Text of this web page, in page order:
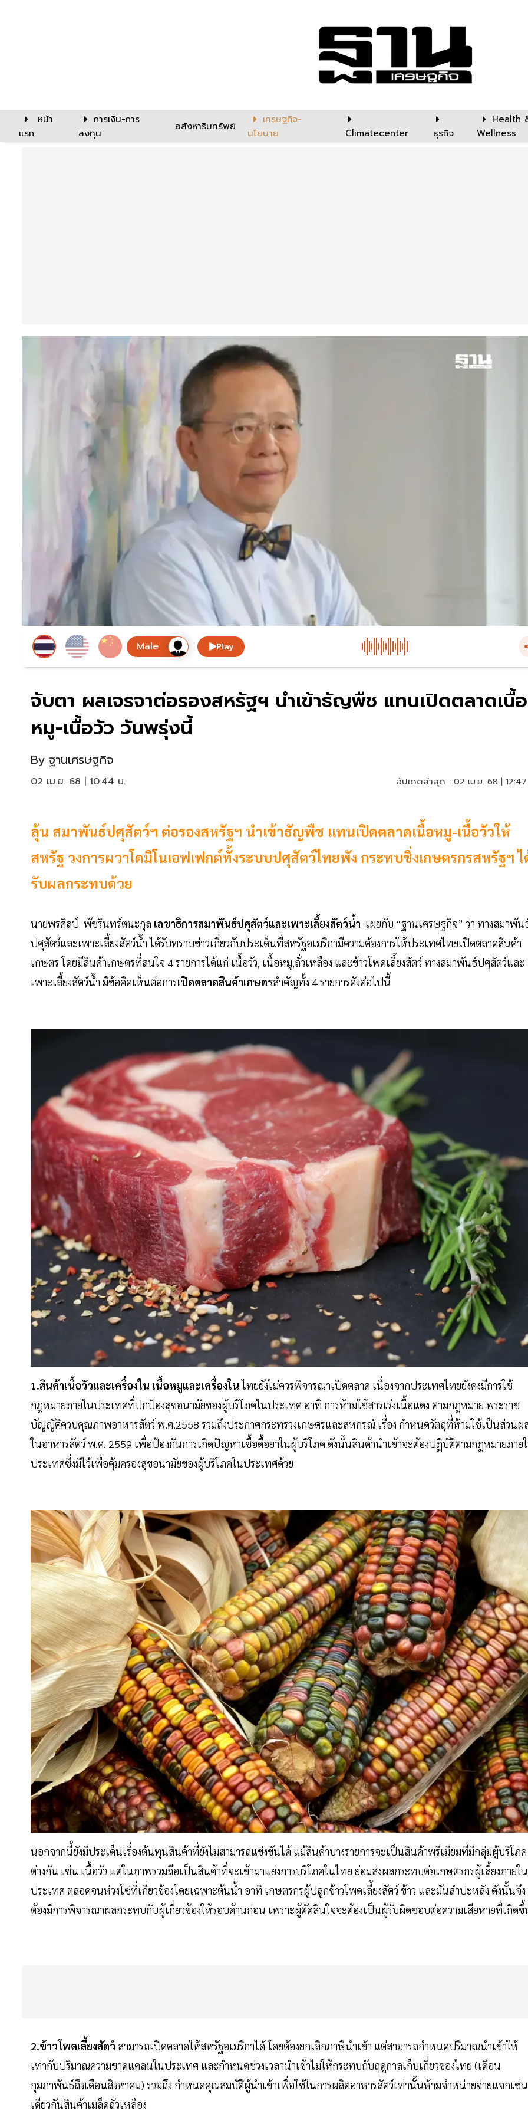
หน้า
แรก
การเงิน-การ
ลงทุน
อสังหาริมทรัพย์
เศรษฐกิจ-
นโยบาย
Climatecenter ธุรกิจ
Health
Wellness
Play
จับตา ผลเจรจาต่อรองสหรัฐฯ นำเข้าธัญพืช แทนเปิดตลาดเนื้อ
หมู-เนื้อวัว วันพรุ่งนี้
By ฐานเศรษฐกิจ
02 เม.ย. 68 | 10:44 น. อัปเดตล่าสุด : 02 เม.ย. 68 |
ลุ้น สมาพันธ์ปศุสัตว์ฯ ต่อรองสหรัฐฯ นำเข้าธัญพืช แทนเปิดตลาดเนื้อหมู-เนื้อวัวให้
สหรัฐ วงการผวาโดมิโนเอฟเฟกต์ทั้งระบบปศุสัตว์ไทยพัง กระทบชิ่งเกษตรกรสหรัฐฯ
รับผลกระทบด้วย
นายพรศิลป์ พัชรินทร์ตนะกุล เลขาธิการสมาพันธ์ปศุสัตว์และเพาะเลี้ยงสัตว์น้ำ เผยกับ “ฐานเศรษฐกิจ” ว่า ทางสมาพัน
ปศุสัตว์และเพาะเลี้ยงสัตว์น้ำ ได้รับทราบข่าวเกี่ยวกับประเด็นที่สหรัฐอเมริกามีความต้องการให้ประเทศไทยเปิดตลาดสินค้า
เกษตร โดยมีสินค้าเกษตรที่สนใจ 4 รายการได้แก่ เนื้อวัว, เนื้อหมู,ถั่วเหลือง และข้าวโพดเลี้ยงสัตว์ ทางสมาพันธ์ปศุสัตว์และ
เพาะเลี้ยงสัตว์น้ำ มีข้อคิดเห็นต่อการเปิดตลาดสินค้าเกษตรสำคัญทั้ง 4 รายการดังต่อไปนี้
1.สินค้าเนื้อวัวและเครื่องใน เนื้อหมูและเครื่องในไทยยังไม่ควรพิจารณาเปิดตลาด เนื่องจากประเทศไทยยังคงมีการใช้
กฎหมายภายในประเทศที่ปกป้องสุขอนามัยของผู้บริโภคในประเทศ อาทิ การห้ามใช้สารเร่งเนื้อแดง ตามกฎหมาย พระราช
บัญญัติควบคุณภาพอาหารสัตว์ พ.ศ.2558 รวมถึงประกาศกระทรวงเกษตรและสหกรณ์ เรื่อง กำหนดวัตถุที่ห้ามใช้เป็นส่วนผ
ในอาหารสัตว์ พ.ศ. 2559 เพื่อป้องกันการเกิดปัญหาเชื้อดื้อยาในผู้บริโภค ดังนั้นสินค้านำเข้าจะต้องปฏิบัติตามกฎหมายภาย
ประเทศซึ่งมีไว้เพื่อคุ้มครองสุขอนามัยของผู้บริโภคในประเทศด้วย
นอกจากนี้ยังมีประเด็นเรื่องต้นทุนสินค้าที่ยังไม่สามารถแข่งขันได้ แม้สินค้าบางรายการจะเป็นสินค้าพรีเมียมที่มีกลุ่มผู้บริโภค
ต่างกัน เช่น เนื้อวัว แต่ในภาพรวมถือเป็นสินค้าที่จะเข้ามาแย่งการบริโภคในไทย ย่อมส่งผลกระทบต่อเกษตรกรผู้เลี้ยงภายใน
ประเทศ ตลอดจนห่วงโซ่ที่เกี่ยวข้องโดยเฉพาะต้นน้ำ อาทิ เกษตรกรผู้ปลูกข้าวโพดเลี้ยงสัตว์ ข้าว และมันสำปะหลัง ดังนั้นจึง
ต้องมีการพิจารณาผลกระทบกับผู้เกี่ยวข้องให้รอบด้านก่อน เพราะผู้ตัดสินใจจะต้องเป็นผู้รับผิดชอบต่อความเสียหายที่เกิด
2.ข้าวโพดเลี้ยงสัตว์ สามารถเปิดตลาดให้สหรัฐอเมริกาได้ โดยต้องยกเลิกภาษีนำเข้า แต่สามารถกำหนดปริมาณนำเข้าให้
เท่ากับปริมาณความขาดแคลนในประเทศ และกำหนดช่วงเวลานำเข้าไม่ให้กระทบกับฤดูกาลเก็บเกี่ยวของไทย (เดือน
กุมภาพันธ์ถึงเดือนสิงหาคม) รวมถึง กำหนดคุณสมบัติผู้นำเข้าเพื่อใช้ในการผลิตอาหารสัตว์เท่านั้นห้ามจำหน่ายจ่ายแจกเช่น
เดียวกันสินค้าเมล็ดถั่วเหลือง